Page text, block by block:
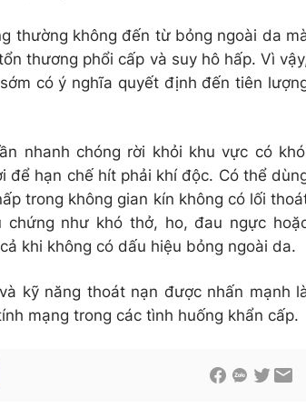
thường không đến từ bỏng ngoài da
thương phổi cấp và suy hô hấp. Vì
có ý nghĩa quyết định đến tiên
nhanh chóng rời khỏi khu vực có
để hạn chế hít phải khí độc. Có thể
trong không gian kín không có lối
như khó thở, ho, đau ngực
khi không có dấu hiệu bỏng ngoài da.
kỹ năng thoát nạn được nhấn mạnh
mạng trong các tình huống khẩn cấp.